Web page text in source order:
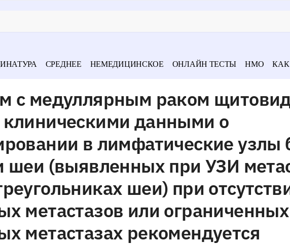
СРЕДНЕЕ НЕМЕДИЦИНСКОЕ ОНЛАЙН ТЕСТЫ НМО КАК
с медуллярным раком
данными о
в лимфатические узлы
шеи (выявленных при УЗИ
шеи) при
метастазов или ограниченных
метастазах рекомендуется